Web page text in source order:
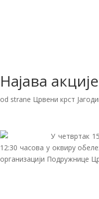
Најава
od strane Црвени крст
У четвртак
12:30 часова у оквиру
организацији Подружнице